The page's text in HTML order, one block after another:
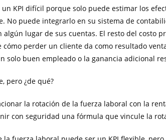
un KPI difícil porque solo puede estimar los
No puede integrarlo en su sistema de
algún lugar de sus cuentas. El resto del costo
cómo perder un cliente da como resultado
solo buen empleado o la ganancia adicional
pero ¿de qué?
la rotación de la fuerza laboral con la
con seguridad una fórmula que vincule la